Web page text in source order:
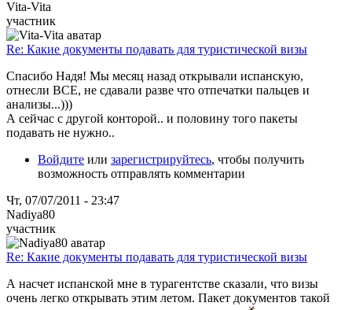
Vita-Vita
участник
Re: Какие документы подавать для туристической визы
Спасибо Надя! Мы месяц назад открывали испанскую,
отнесли ВСЕ, не сдавали разве что отпечатки пальцев и
анализы...)))
А сейчас с другой конторой.. и половину того пакеты
подавать не нужно..
Войдите или зарегистрируйтесь, чтобы получить
возможность отправлять комментарии
Чт, 07/07/2011 - 23:47
Nadiya80
участник
Re: Какие документы подавать для туристической визы
А насчет испанской мне в турагентстве сказали, что визы
очень легко открывать этим летом. Пакет документов такой